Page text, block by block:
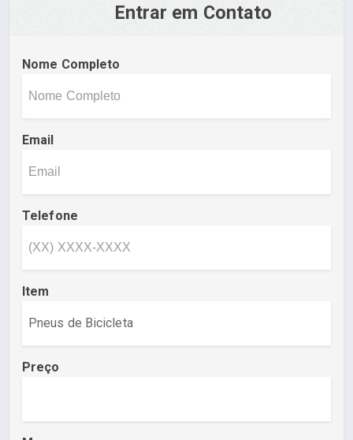
Entrar em Contato
Nome Completo
Email
Telefone
Item
Preço